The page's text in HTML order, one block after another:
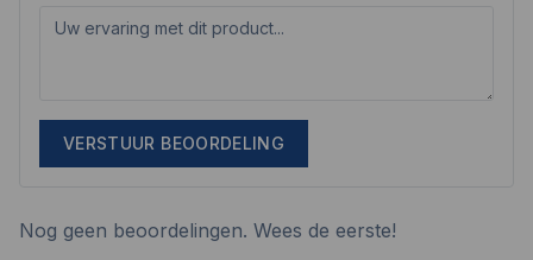
VERSTUUR BEOORDELING
Nog geen beoordelingen. Wees de eerste!